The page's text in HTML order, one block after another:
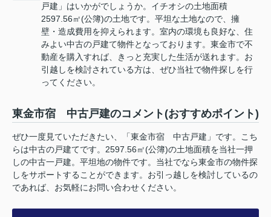
戸建」はいかがでしょうか。イチオシの土地面積
2597.56㎡(公簿)の土地です。平坦な土地なので、擁
壁・造成費用を抑えられます。室内の環境も良好な、住
みよい中古の戸建て物件となっております。東金市で不
動産を購入すれば、きっと充実した生活が送れます。お
引越しを検討されている方は、ぜひ当社で物件探しを行
ってください。
東金市宿 中古戸建のコメント(おすすめポイント)
ぜひ一度見ていただきたい、「東金市宿 中古戸建」です。こち
らは中古の戸建てです。2597.56㎡(公簿)の土地面積を当社一押
しの中古一戸建。平坦地の物件です。当社でなら東金市の物件探
しをサポートすることができます。お引っ越しを検討しているの
であれば、お気軽にお問い合わせください。